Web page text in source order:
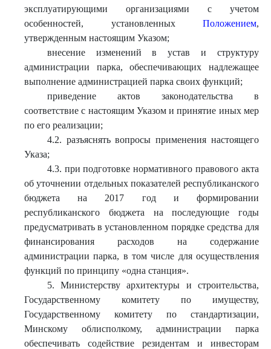
эксплуатирующими организациями с учетом
особенностей, установленных Положением,
утвержденным настоящим Указом;
внесение изменений в устав и структуру
администрации парка, обеспечивающих надлежащее
выполнение администрацией парка своих функций;
приведение актов законодательства в
соответствие с настоящим Указом и принятие иных мер
по его реализации;
4.2. разъяснять вопросы применения настоящего
Указа;
4.3. при подготовке нормативного правового акта
об уточнении отдельных показателей республиканского
бюджета на 2017 год и формировании
республиканского бюджета на последующие годы
предусматривать в установленном порядке средства для
финансирования расходов на содержание
администрации парка, в том числе для осуществления
функций по принципу «одна станция».
5. Министерству архитектуры и строительства,
Государственному комитету по имуществу,
Государственному комитету по стандартизации,
Минскому облисполкому, администрации парка
обеспечивать содействие резидентам и инвесторам